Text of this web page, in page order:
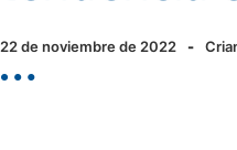
22 de noviembre de 2022 -